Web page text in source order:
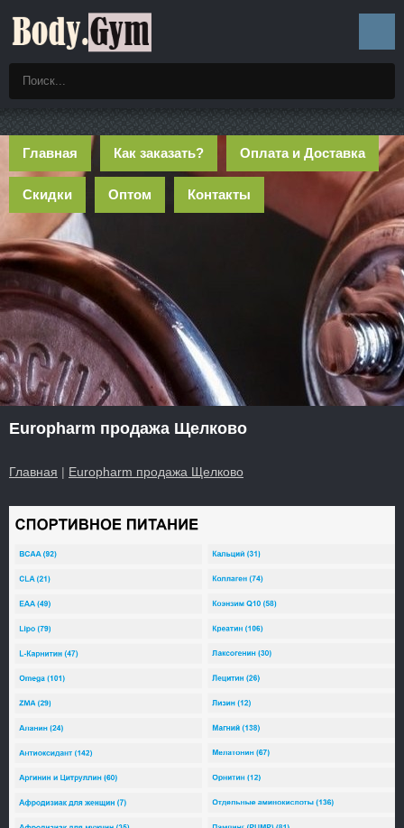
Главная Как заказать? Оплата и Доставка
Скидки Оптом Контакты
Europharm продажа Щелково
Главная | Europharm продажа Щелково